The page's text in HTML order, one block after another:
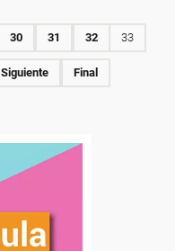
30 31 32 33
Siguiente Final